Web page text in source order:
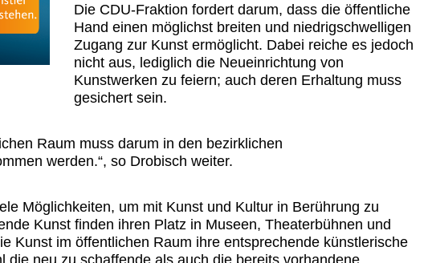
Die CDU-Fraktion fordert darum, dass die öffentliche
Hand einen möglichst breiten und niedrigschwelligen
Zugang zur Kunst ermöglicht. Dabei reiche es jedoch
nicht aus, lediglich die Neueinrichtung von
Kunstwerken zu feiern; auch deren Erhaltung muss
gesichert sein.
Raum muss darum in den bezirklichen
werden.“, so Drobisch weiter.
Möglichkeiten, um mit Kunst und Kultur in Berührung zu
Kunst finden ihren Platz in Museen, Theaterbühnen und
Kunst im öffentlichen Raum ihre entsprechende künstlerische
die neu zu schaffende als auch die bereits vorhandene.